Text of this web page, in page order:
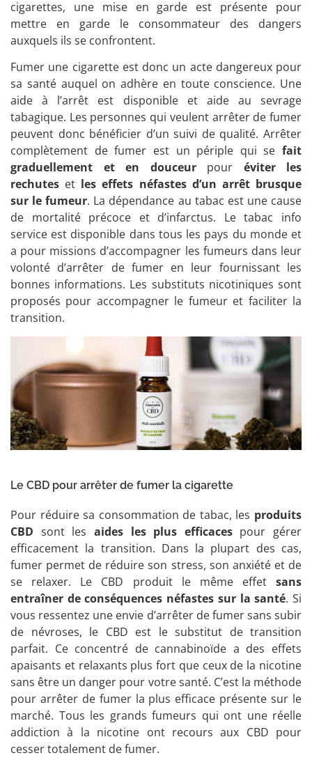
cigarettes, une mise en garde est présente pour
mettre en garde le consommateur des dangers
auxquels ils se confrontent.
Fumer une cigarette est donc un acte dangereux pour
sa santé auquel on adhère en toute conscience. Une
aide à l’arrêt est disponible et aide au sevrage
tabagique. Les personnes qui veulent arrêter de fumer
peuvent donc bénéficier d’un suivi de qualité. Arrêter
complètement de fumer est un périple qui se fait
graduellement et en douceurpour éviter les
rechutes et les effets néfastes d’un arrêt brusque
sur le fumeur. La dépendance au tabac est une cause
de mortalité précoce et d’infarctus. Le tabac info
service est disponible dans tous les pays du monde et
a pour missions d’accompagner les fumeurs dans leur
volonté d’arrêter de fumer en leur fournissant les
bonnes informations. Les substituts nicotiniques sont
proposés pour accompagner le fumeur et faciliter la
transition.
Le CBD pour arrêter de fumer la cigarette
Pour réduire sa consommation de tabac, les produits
CBD sont les aides les plus efficacespour gérer
efficacement la transition. Dans la plupart des cas,
fumer permet de réduire son stress, son anxiété et de
se relaxer. Le CBD produit le même effet sans
entraîner de conséquences néfastes sur la santé. Si
vous ressentez une envie d’arrêter de fumer sans subir
de névroses, le CBD est le substitut de transition
parfait. Ce concentré de cannabinoïde a des effets
apaisants et relaxants plus fort que ceux de la nicotine
sans être un danger pour votre santé. C’est la méthode
pour arrêter de fumer la plus efficace présente sur le
marché. Tous les grands fumeurs qui ont une réelle
addiction à la nicotine ont recours aux CBD pour
cesser totalement de fumer.